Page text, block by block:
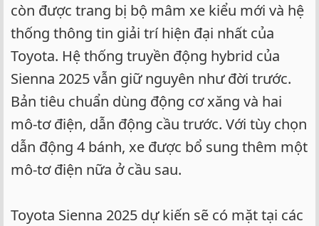
còn được trang bị bộ mâm xe kiểu mới và hệ
thống thông tin giải trí hiện đại nhất của
Toyota. Hệ thống truyền động hybrid của
Sienna 2025 vẫn giữ nguyên như đời trước.
Bản tiêu chuẩn dùng động cơ xăng và hai
mô-tơ điện, dẫn động cầu trước. Với tùy chọn
dẫn động 4 bánh, xe được bổ sung thêm một
mô-tơ điện nữa ở cầu sau.
Toyota Sienna 2025 dự kiến sẽ có mặt tại các